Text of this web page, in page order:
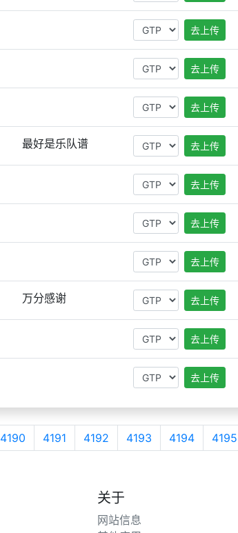
去上传
去上传
去上传
最好是乐队谱 去上传
去上传
去上传
去上传
万分感谢 去上传
去上传
去上传
4190 4191 4192 4193 4194 4195
关于
网站信息